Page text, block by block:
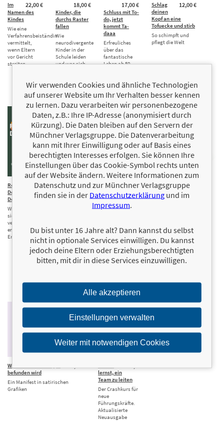
22,00 €
Im
Namen des
Kindes
Wie eine
Verfahrensbeiständin
vermittelt,
wenn Eltern
vor Gericht
streiten
18,00 €
Kinder, die
durchs Raster
fallen
Wie
neurodivergente
Kinder in der
Schule leiden
und was sich
17,00 €
Schluss mit To-
do, jetzt
kommt Ta-
daaa
Erfreuliches
über das
fantastische
Leben ab 50
12,00 €
Schlag
deinen
Kopf an eine
Tofuecke und stirb
So schimpft und
pflegt die Welt
16,00 €
Rechts –
Deutsch /
Deutsch – Rechts
Was sie sagen. Was
sie meinen. Was sie
verschweigen. Eine
entlarvende
Erwiderung
18,00 €
14
wichtige
Gespräche mit
deinem Kind,
Ein Ratgeber
für Eltern und
Erziehende
18,00 €
Mit
Feinden
verhandeln
Wie man mit
deren Meinung
man nicht teilt,
die man nicht
mag oder …
18,00 €
Aufwärtsspirale
Mit
aus der
Depression
Wann eine Idee für gut
befunden wird
Ein Manifest in satirischen
Grafiken
lernst, ein
Team zu leiten
Der Crashkurs für
neue
Führungskräfte.
Aktualisierte
Neuausgabe
Wir verwenden Cookies und ähnliche Technologien
auf unserer Website um Ihr Verhalten besser kennen
zu lernen. Dazu verarbeiten wir personenbezogene
Daten, z.B.: Ihre IP-Adresse (anonymisiert durch
Kürzung). Die Daten bleiben auf den Servern der
Münchner Verlagsgruppe. Die Datenverarbeitung
kann mit Ihrer Einwilligung oder auf Basis eines
berechtigten Interesses erfolgen. Sie können Ihre
Einstellungen über das Cookie-Symbol rechts unten
auf der Website ändern. Weitere Informationen zum
Datenschutz und zur Münchner Verlagsgruppe
finden sie in der Datenschutzerklärung und im
Impressum.
Du bist unter 16 Jahre alt? Dann kannst du selbst
nicht in optionale Services einwilligen. Du kannst
jedoch deine Eltern oder Erziehungsberechtigten
bitten, mit dir in diese Services einzuwilligen.
Alle akzeptieren
Einstellungen verwalten
Weiter mit notwendigen Cookies